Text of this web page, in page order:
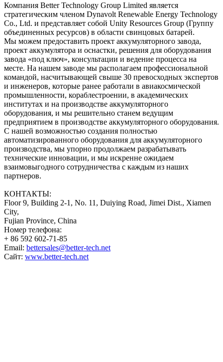
Компания Better Technology Group Limited является
стратегическим членом Dynavolt Renewable Energy Technology
Co., Ltd. и представляет собой Unity Resources Group (Группу
объединенных ресурсов) в области свинцовых батарей.
Мы можем предоставить проект аккумуляторного завода,
проект аккумулятора и оснастки, решения для оборудования
завода «под ключ», консультации и ведение процесса на
месте. На нашем заводе мы располагаем профессиональной
командой, насчитывающей свыше 30 превосходных экспертов
и инженеров, которые ранее работали в авиакосмической
промышленности, кораблестроении, в академических
институтах и на производстве аккумуляторного
оборудования, и мы решительно станем ведущим
предприятием в производстве аккумуляторного оборудования.
С нашей возможностью создания полностью
автоматизированного оборудования для аккумуляторного
производства, мы упорно продолжаем разрабатывать
технические инновации, и мы искренне ожидаем
взаимовыгодного сотрудничества с каждым из наших
партнеров.
КОНТАКТЫ:
Floor 9, Building 2-1, No. 11, Duiying Road, Jimei Dist., Xiamen
City,
Fujian Province, China
Номер телефона:
+ 86 592 602-71-85
Email: bettersales@better-tech.net
Сайт: www.better-tech.net